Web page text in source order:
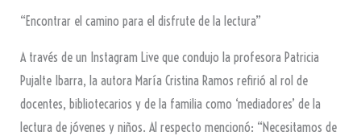
“Encontrar el camino para el disfrute de la lectura”
A través de un Instagram Live que condujo la profesora Patricia
Pujalte Ibarra, la autora María Cristina Ramos refirió al rol de
docentes, bibliotecarios y de la familia como ‘mediadores’ de la
lectura de jóvenes y niños. Al respecto mencionó: “Necesitamos de